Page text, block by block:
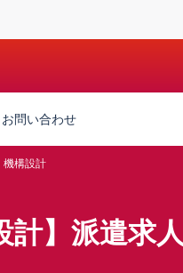
問い合わせ
機構設計
計】派遣求人